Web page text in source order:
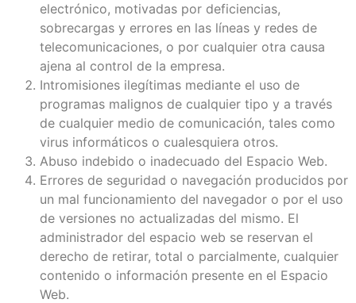
electrónico, motivadas por deficiencias,
sobrecargas y errores en las líneas y redes de
telecomunicaciones, o por cualquier otra causa
ajena al control de la empresa.
Intromisiones ilegítimas mediante el uso de
programas malignos de cualquier tipo y a través
de cualquier medio de comunicación, tales como
virus informáticos o cualesquiera otros.
Abuso indebido o inadecuado del Espacio Web.
Errores de seguridad o navegación producidos por
un mal funcionamiento del navegador o por el uso
de versiones no actualizadas del mismo. El
administrador del espacio web se reservan el
derecho de retirar, total o parcialmente, cualquier
contenido o información presente en el Espacio
Web.